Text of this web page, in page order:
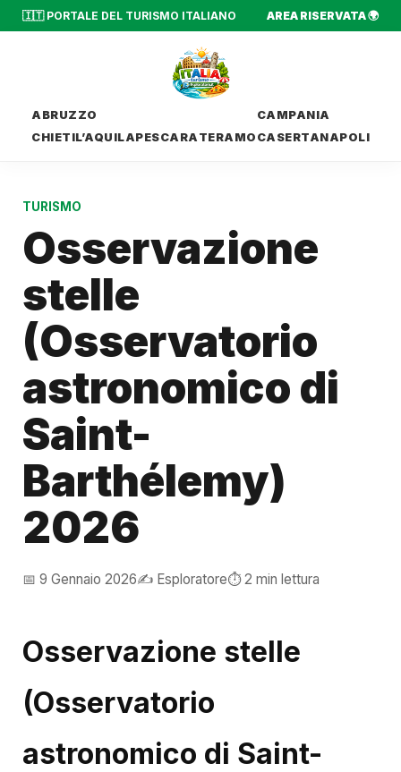
🇮🇹 PORTALE DEL TURISMO ITALIANO AREA RISERVATA 🌍
ABRUZZO
CHIETIL’AQUILAPESCARA TERAMO
CAMPANIA
CASERTANAPOLI
TURISMO
Osservazione
stelle
(Osservatorio
astronomico di
Saint-
Barthélemy)
2026
📅 9 Gennaio 2026✍️ Esploratore⏱️ 2 min lettura
Osservazione stelle
(Osservatorio
astronomico di Saint-